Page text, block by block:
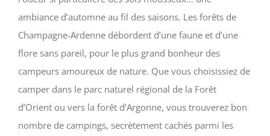
ambiance d’automne au fil des saisons. Les forêts de
Champagne-Ardenne débordent d’une faune et d’une
flore sans pareil, pour le plus grand bonheur des
campeurs amoureux de nature. Que vous choisissiez de
camper dans le parc naturel régional de la Forêt
d’Orient ou vers la forêt d’Argonne, vous trouverez bon
nombre de campings, secrètement cachés parmi les